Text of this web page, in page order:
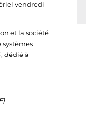
vendredi
et la société
systèmes
dédié à